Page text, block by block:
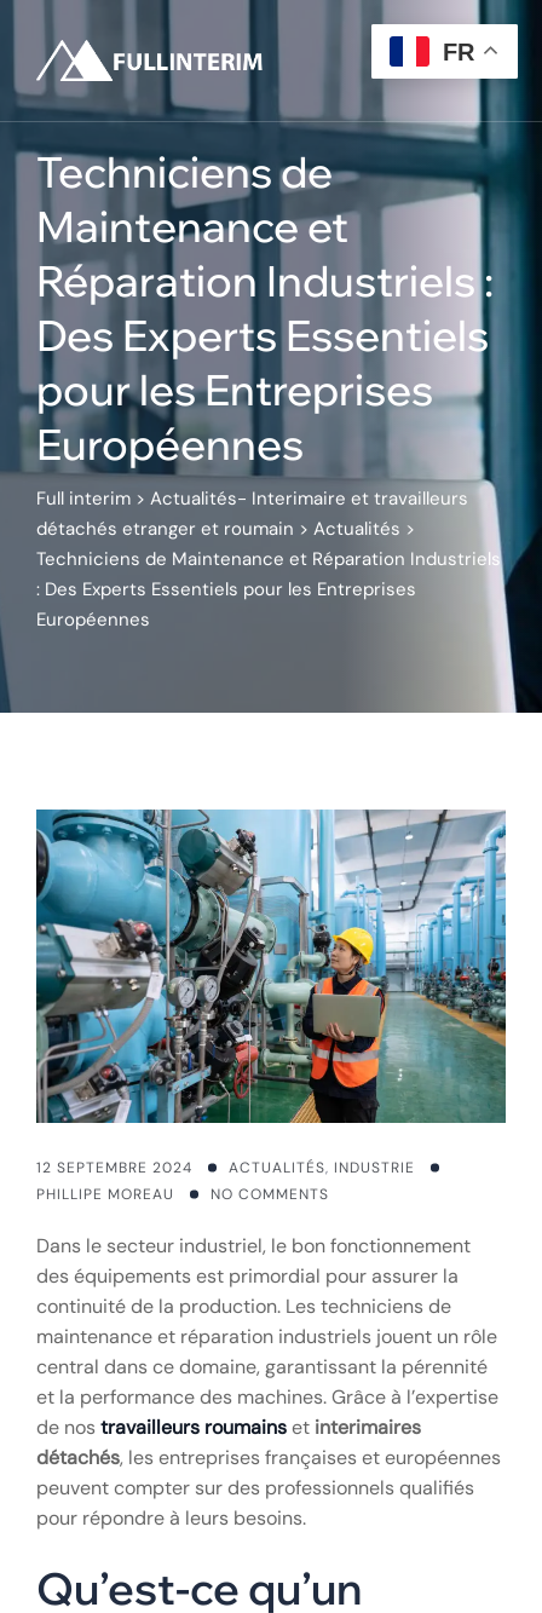
content
Techniciens de
Maintenance et
Réparation Industriels :
Des Experts Essentiels
pour les Entreprises
Européennes
Full interim > Actualités- Interimaire et travailleurs
détachés etranger et roumain > Actualités >
Techniciens de Maintenance et Réparation Industriels
: Des Experts Essentiels pour les Entreprises
Européennes
12 SEPTEMBRE 2024 ACTUALITÉS, INDUSTRIE
PHILLIPE MOREAU
NO COMMENTS
Dans le secteur industriel, le bon fonctionnement
des équipements est primordial pour assurer la
continuité de la production. Les techniciens de
maintenance et réparation industriels jouent un rôle
central dans ce domaine, garantissant la pérennité
et la performance des machines. Grâce à l’expertise
de nostravailleurs roumainset interimaires
détachés, les entreprises françaises et européennes
peuvent compter sur des professionnels qualifiés
pour répondre à leurs besoins.
Qu’est-ce qu’un
FR